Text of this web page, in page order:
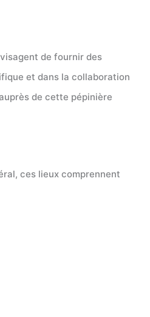
de fournir des
et dans la collaboration
de cette pépinière
ces lieux comprennent